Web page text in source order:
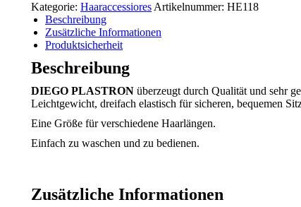
Kategorie: Haaraccessiores Artikelnummer: HE118
Beschreibung
Zusätzliche Informationen
Produktsicherheit
Beschreibung
DIEGO PLASTRON überzeugt durch Qualität und sehr
Leichtgewicht, dreifach elastisch für sicheren, bequemen
Eine Größe für verschiedene Haarlängen.
Einfach zu waschen und zu bedienen.
Zusätzliche Informationen